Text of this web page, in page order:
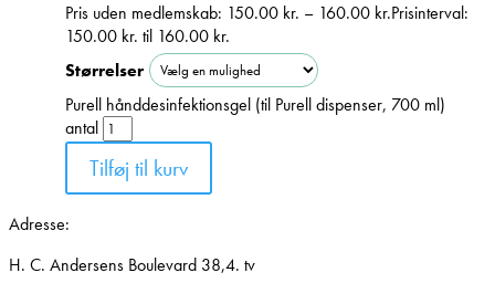
Pris uden medlemskab: 150.00 kr. – 160.00 kr.Prisinterval:
150.00 kr. til 160.00 kr.
Størrelser
Purell hånddesinfektionsgel (til Purell dispenser, 700 ml)
antal
Tilføj til kurv
Adresse:
H. C. Andersens Boulevard 38,4. tv